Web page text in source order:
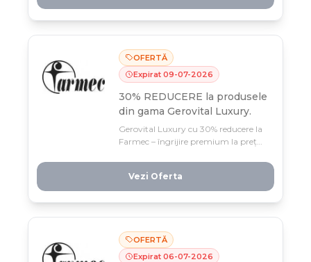
OFERTĂ
Expirat 09-07-2026
30% REDUCERE la produsele
din gama Gerovital Luxury.
Gerovital Luxury cu 30% reducere la
Farmec – îngrijire premium la preț
de această ofertă exclusivă pe gama
ta preferată de antirid și regenerare.
Vezi Oferta
OFERTĂ
Expirat 06-07-2026